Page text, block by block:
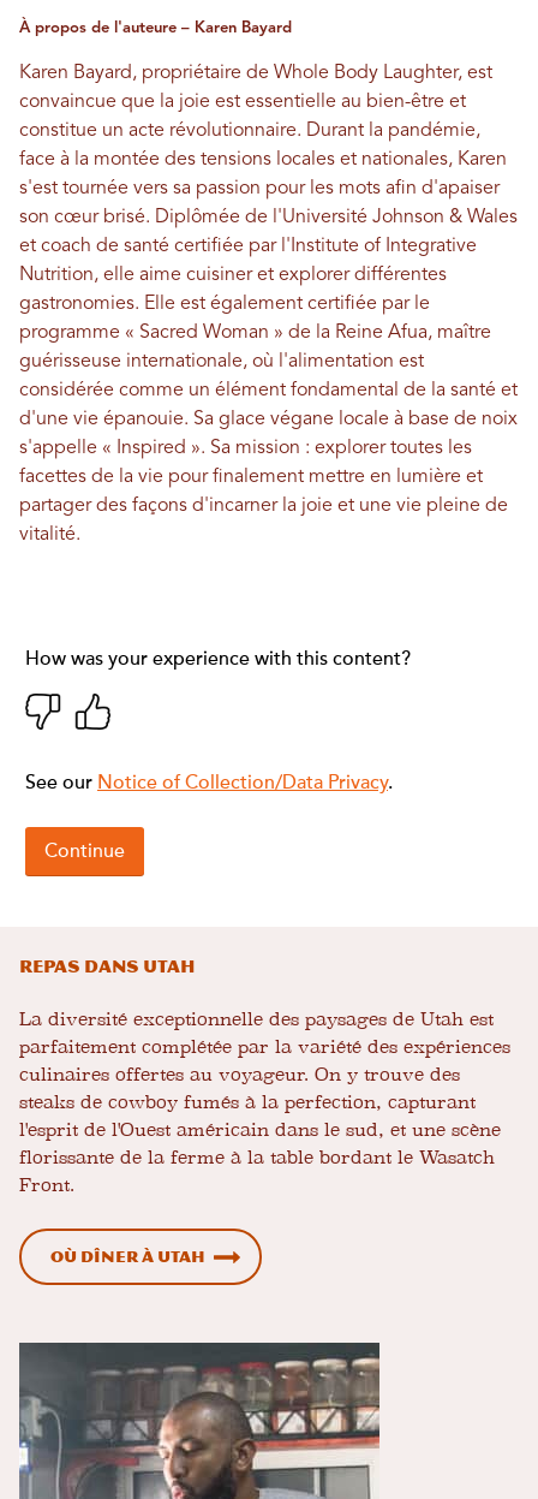
À propos de l'auteure – Karen Bayard
Karen Bayard, propriétaire de Whole Body Laughter, est
convaincue que la joie est essentielle au bien-être et
constitue un acte révolutionnaire. Durant la pandémie,
face à la montée des tensions locales et nationales, Karen
s'est tournée vers sa passion pour les mots afin d'apaiser
son cœur brisé. Diplômée de l'Université Johnson & Wales
et coach de santé certifiée par l'Institute of Integrative
Nutrition, elle aime cuisiner et explorer différentes
gastronomies. Elle est également certifiée par le
programme « Sacred Woman » de la Reine Afua, maître
guérisseuse internationale, où l'alimentation est
considérée comme un élément fondamental de la santé et
d'une vie épanouie. Sa glace végane locale à base de noix
s'appelle « Inspired ». Sa mission : explorer toutes les
facettes de la vie pour finalement mettre en lumière et
partager des façons d'incarner la joie et une vie pleine de
vitalité.
Repas dans Utah
La diversité exceptionnelle des paysages de Utah est
parfaitement complétée par la variété des expériences
culinaires offertes au voyageur. On y trouve des
steaks de cowboy fumés à la perfection, capturant
l'esprit de l'Ouest américain dans le sud, et une scène
florissante de la ferme à la table bordant le Wasatch
Front.
Où dîner à Utah